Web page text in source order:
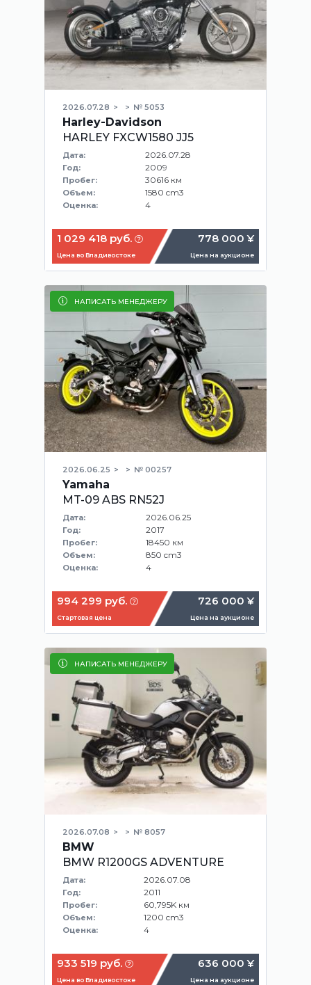
2026.07.28 № 5053
Harley-Davidson
HARLEY FXCW1580 JJ5
Дата: 2026.07.28
Год: 2009
Пробег: 30616 км
Объем: 1580 cm3
Оценка: 4
1 029 418 руб.
Цена во Владивостоке
778 000 ¥
Цена на аукционе
НАПИСАТЬ МЕНЕДЖЕРУ
2026.06.25 № 00257
Yamaha
MT-09 ABS RN52J
Дата: 2026.06.25
Год: 2017
Пробег: 18450 км
Объем: 850 cm3
Оценка: 4
994 299 руб.
Стартовая цена
726 000 ¥
Цена на аукционе
НАПИСАТЬ МЕНЕДЖЕРУ
2026.07.08 № 8057
BMW
BMW R1200GS ADVENTURE
Дата: 2026.07.08
Год: 2011
Пробег: 60,795K км
Объем: 1200 cm3
Оценка: 4
933 519 руб.
Цена во Владивостоке
636 000 ¥
Цена на аукционе